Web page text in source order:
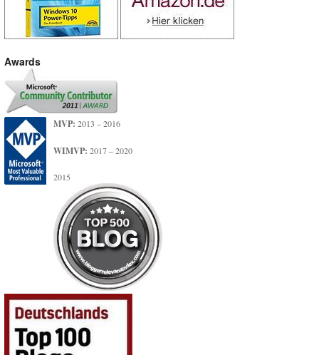
Awards
MVP: 2013 – 2016
WIMVP: 2017 – 2020
2015